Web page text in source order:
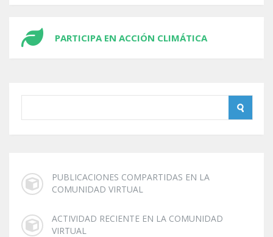
PARTICIPA EN ACCIÓN CLIMÁTICA
PUBLICACIONES COMPARTIDAS EN LA
COMUNIDAD VIRTUAL
ACTIVIDAD RECIENTE EN LA COMUNIDAD
VIRTUAL